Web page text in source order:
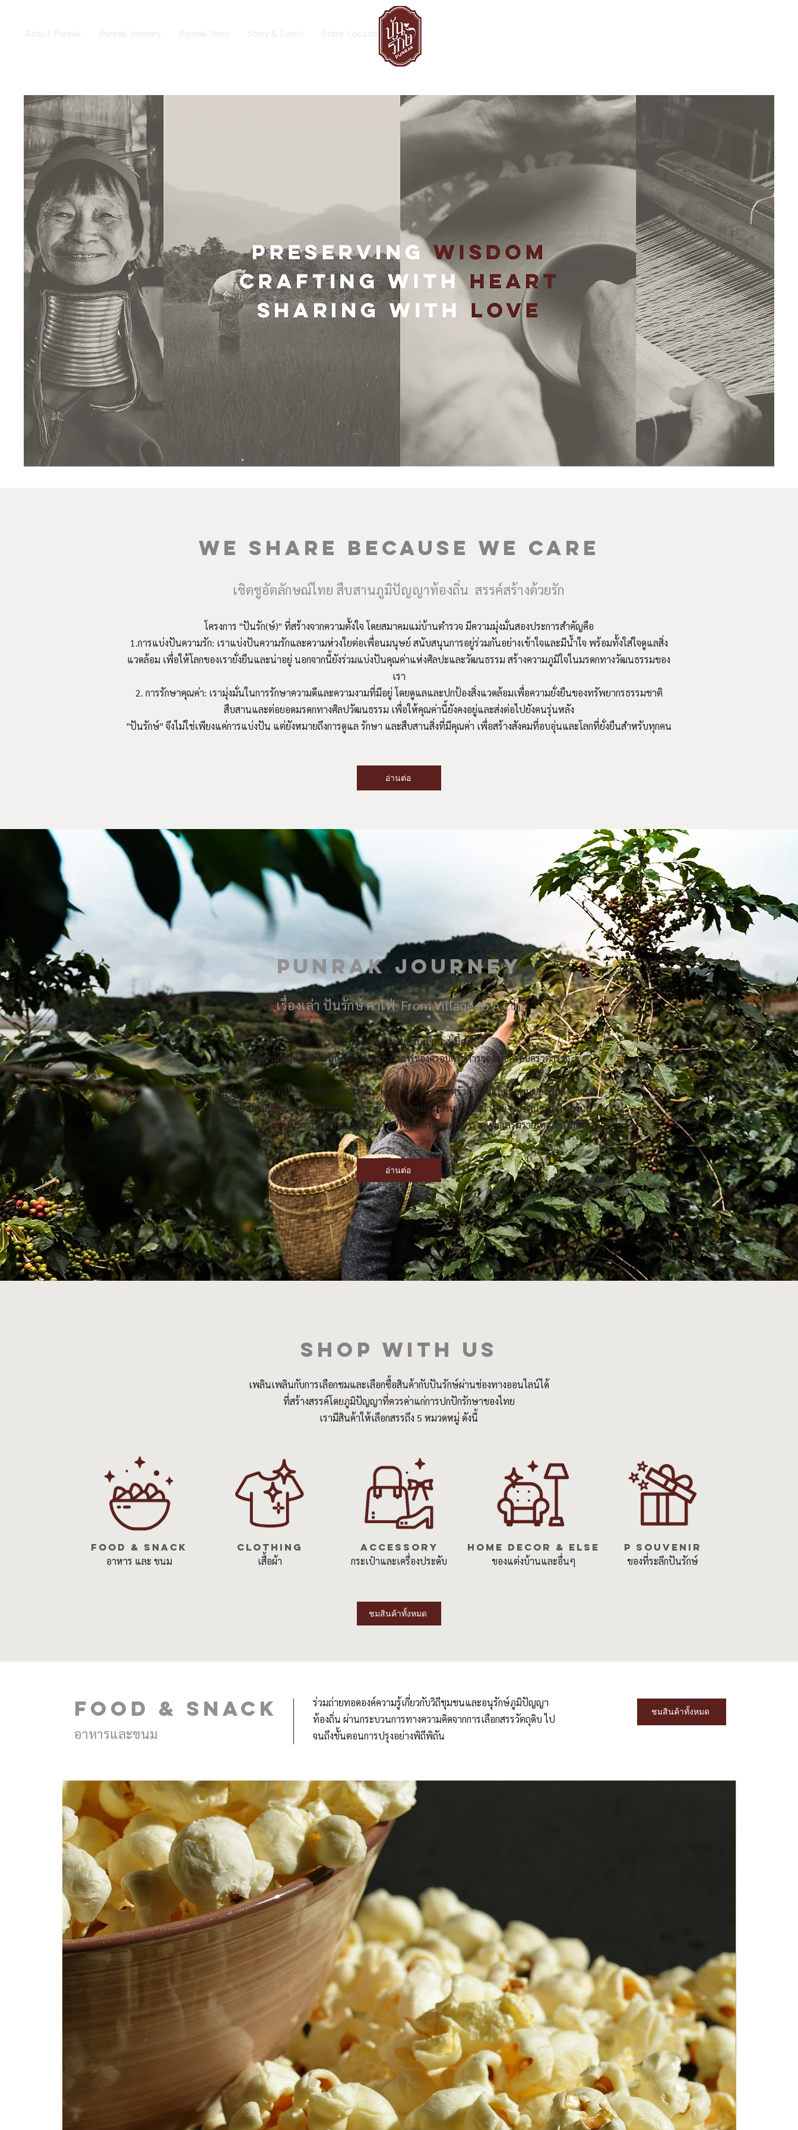
About Punrak Punrak Journey Panrak Shop Story & Event Store Location
WE SHARE BECAUSE WE CARE
เชิดชูอัตลักษณ์ไทย สืบสานภูมิปัญญาท้องถิ่น สรรค์สร้างด้วยรัก
โครงการ "ปันรัก(ษ์)" ที่สร้างจากความตั้งใจ โดยสมาคมแม่บ้านตำรวจ มีความมุ่งมั่นสองประการสำคัญคือ
1.การแบ่งปันความรัก: เราแบ่งปันความรักและความห่วงใยต่อเพื่อนมนุษย์ สนับสนุนการอยู่ร่วมกันอย่างเข้าใจและมีน้ำใจ พร้อมทั้งใส่ใจดูแลสิ่ง
แวดล้อม เพื่อให้โลกของเรายั่งยืนและน่าอยู่ นอกจากนี้ยังร่วมแบ่งปันคุณค่าแห่งศิลปะและวัฒนธรรม สร้างความภูมิใจในมรดกทางวัฒนธรรมของ
เรา
2. การรักษาคุณค่า: เรามุ่งมั่นในการรักษาความดีและความงามที่มีอยู่ โดยดูแลและปกป้องสิ่งแวดล้อมเพื่อความยั่งยืนของทรัพยากรธรรมชาติ
สืบสานและต่อยอดมรดกทางศิลปวัฒนธรรม เพื่อให้คุณค่านี้ยังคงอยู่และส่งต่อไปยังคนรุ่นหลัง
"ปันรักษ์" จึงไม่ใช่เพียงแค่การแบ่งปัน แต่ยังหมายถึงการดูแล รักษา และสืบสานสิ่งที่มีคุณค่า เพื่อสร้างสังคมที่อบอุ่นและโลกที่ยั่งยืนสำหรับทุกคน
อ่านต่อ
PUNRAK JOURNEY
เรื่องเล่า ปันรักษ์ คาเฟ่ From Village to A Cup
การเดินทางจากหมู่บ้านเล็กๆ สู่เมือง
จากดอยสามหมื่น สู่ “ปันรักษ์ คาเฟ่” ร้านกาแฟของครอบครัวตำรวจ เพื่อครอบครัวตำรวจ
ปันรักษ์ คาเฟ่ ถือกำเนิดจากนโยบายการพัฒนาคุณภาพชีวิตครอบครัวตำรวจและชุมชนของพลตำรวจเอก
สุฒน์ แจ้งยอดสุข ผู้บัญชาการตำรวจแห่งชาติ โดยสมาคมแม่บ้านตำรวจนำโดย คุณรัตนาภร์ สีวลีพันธ์
นายกสมาคม ได้เล็งเห็นการต่อยอดการสร้างอาชีพให้แก่ข้าราชการตำรวจเพื่อเสริมรายได้แก่ครอบครัว
อ่านต่อ
SHOP WITH US
เพลินเพลินกับการเลือกชมและเลือกซื้อสินค้ากับปันรักษ์ผ่านช่องทางออนไลน์ได้
ที่สร้างสรรค์โดยภูมิปัญญาที่ควรค่าแก่การปกปักรักษาของไทย
เรามีสินค้าให้เลือกสรรถึง 5 หมวดหมู่ ดังนี้
FOOD & SNACK
อาหาร และ ขนม
clothing
เสื้อผ้า
accessory
กระเป๋าและเครื่องประดับ
HOME DECOR & ELSE
ของแต่งบ้านและอื่นๆ
P SOUVENIR
ของที่ระลึกปันรักษ์
ชมสินค้าทั้งหมด
FOOD & SNACK
อาหารและขนม
ร่วมถ่ายทอดองค์ความรู้เกี่ยวกับวิถีชุมชนและอนุรักษ์ภูมิปัญญา
ท้องถิ่น ผ่านกระบวนการทางความคิดจากการเลือกสรรวัตถุดิบไป
จนถึงขั้นตอนการปรุงอย่างพิถีพิถัน
ชมสินค้าทั้งหมด